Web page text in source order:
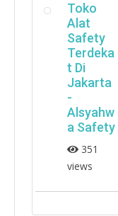
Toko
Alat
Safety
Terdeka
t Di
Jakarta
-
Alsyahw
a Safety
351
views